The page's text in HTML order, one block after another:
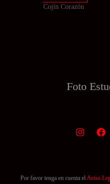
se
de
Cojín Corazón
Foto
Por favor tenga en cuenta elAviso